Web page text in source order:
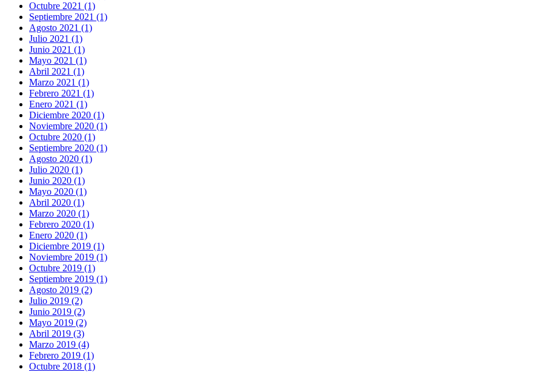
Octubre 2021 (1)
Septiembre 2021 (1)
Agosto 2021 (1)
Julio 2021 (1)
Junio 2021 (1)
Mayo 2021 (1)
Abril 2021 (1)
Marzo 2021 (1)
Febrero 2021 (1)
Enero 2021 (1)
Diciembre 2020 (1)
Noviembre 2020 (1)
Octubre 2020 (1)
Septiembre 2020 (1)
Agosto 2020 (1)
Julio 2020 (1)
Junio 2020 (1)
Mayo 2020 (1)
Abril 2020 (1)
Marzo 2020 (1)
Febrero 2020 (1)
Enero 2020 (1)
Diciembre 2019 (1)
Noviembre 2019 (1)
Octubre 2019 (1)
Septiembre 2019 (1)
Agosto 2019 (2)
Julio 2019 (2)
Junio 2019 (2)
Mayo 2019 (2)
Abril 2019 (3)
Marzo 2019 (4)
Febrero 2019 (1)
Octubre 2018 (1)